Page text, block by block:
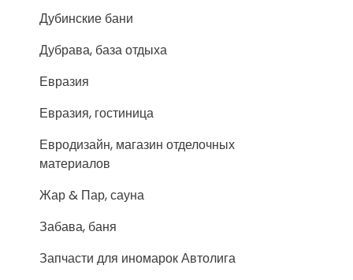
Дубинские бани
Дубрава, база отдыха
Евразия
Евразия, гостиница
Евродизайн, магазин отделочных
материалов
Жар & Пар, сауна
Забава, баня
Запчасти для иномарок Автолига